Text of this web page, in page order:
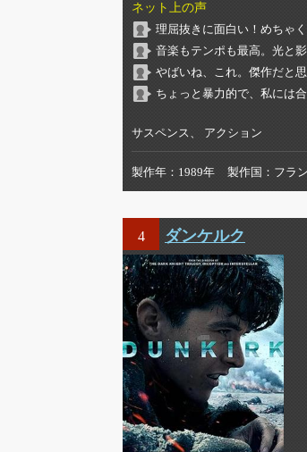
ネット上の声
理屈抜きに面白い！めちゃく
音楽もテンポも最高。光と
やばいね、これ。傑作だと思
ちょっと暴力的で、私には
サスペンス、 アクション
製作年 1989年 製作国 フラ
4 ダンケルク